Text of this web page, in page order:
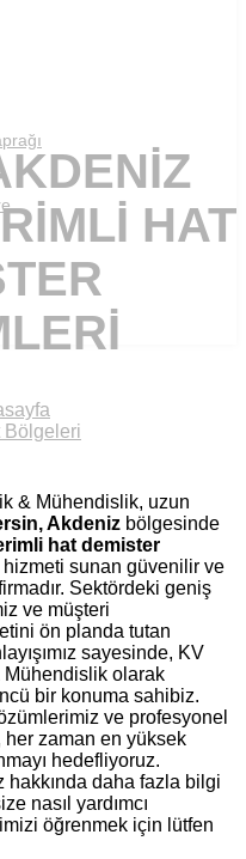
HAT
Bölgeleri
& Mühendislik, uzun
Akdeniz bölgesinde
hat demister
hizmeti sunan güvenilir ve
Sektördeki geniş
ve müşteri
ön planda tutan
sayesinde, KV
Mühendislik olarak
bir konuma sahibiz.
ve profesyonel
zaman en yüksek
hedefliyoruz.
hakkında daha fazla bilgi
nasıl yardımcı
öğrenmek için lütfen